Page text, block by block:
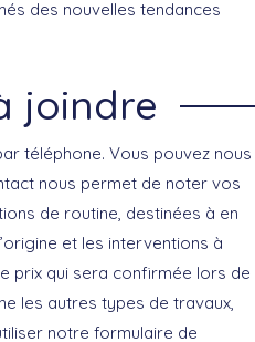
des nouvelles tendances
joindre
téléphone. Vous pouvez nous
nous permet de noter vos
de routine, destinées à en
et les interventions à
prix qui sera confirmée lors de
les autres types de travaux,
notre formulaire de